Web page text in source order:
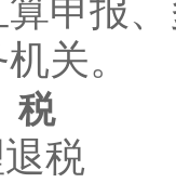
关。
税
税